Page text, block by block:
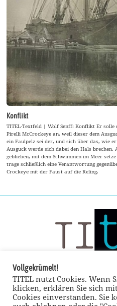
Konflikt
TITEL-Textfeld | Wolf Senff: Konflikt Er solle
Pirelli McCrockeye an, weil dieser dem
ein Faulpelz sei der, und sich über das, wie
Ausguck werde sich dabei den Hals
geblieben, mit dem Schwimmen im Meer
trage schließlich eine Verantwortung
Crockeye mit der Faust auf die Reling.
Vollgekrümelt!
TITEL nutzt Cookies. Wenn
klicken, erklären Sie sich
Cookies einverstanden. Sie